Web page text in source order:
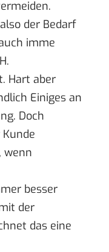
der Bedarf
imme
Hart aber
Einiges an
Doch
wenn
besser
der
das eine